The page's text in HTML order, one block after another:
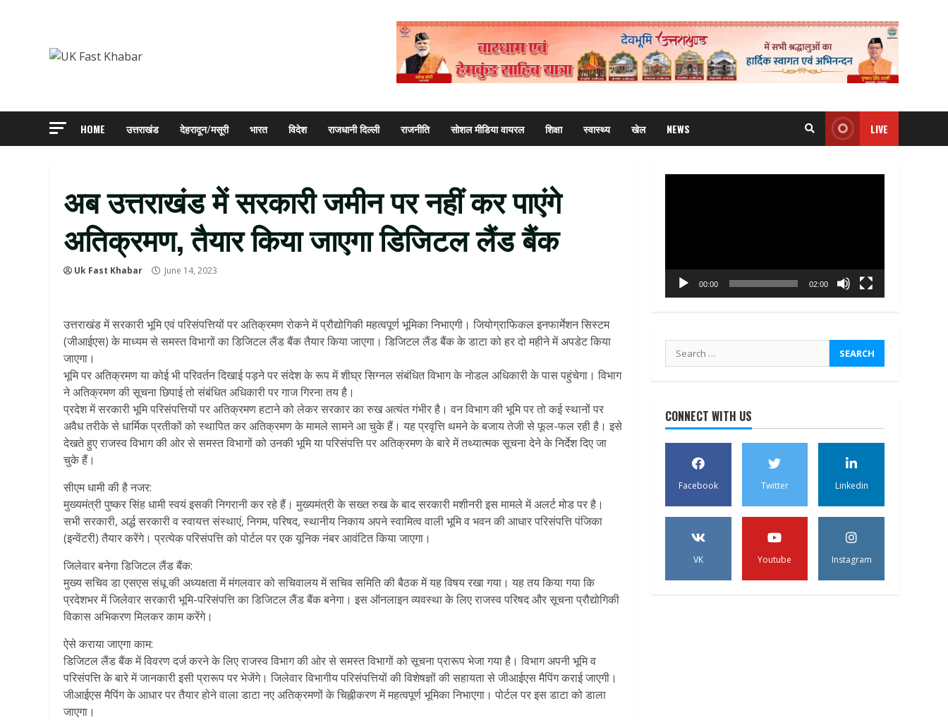
HOME उत्तराखंड देहरादून/मसूरी भारत विदेश राजधानी दिल्ली राजनीति सोशल मीडिया वायरल शिक्षा स्वास्थ्य खेल NEWS LIVE
अब उत्तराखंड में सरकारी जमीन पर नहीं कर पाएंगे
अतिक्रमण, तैयार किया जाएगा डिजिटल लैंड बैंक
Uk Fast Khabar June 14, 2023
उत्तराखंड में सरकारी भूमि एवं परिसंपत्तियों पर अतिक्रमण रोकने में प्रौद्योगिकी महत्वपूर्ण भूमिका निभाएगी। जियोग्राफिकल इनफार्मेशन सिस्टम
(जीआईएस) के माध्यम से समस्त विभागों का डिजिटल लैंड बैंक तैयार किया जाएगा। डिजिटल लैंड बैंक के डाटा को हर दो महीने में अपडेट किया
जाएगा।
भूमि पर अतिक्रमण या कोई भी परिवर्तन दिखाई पड़ने पर संदेश के रूप में शीघ्र सिग्नल संबंधित विभाग के नोडल अधिकारी के पास पहुंचेगा। विभाग
ने अतिक्रमण की सूचना छिपाई तो संबंधित अधिकारी पर गाज गिरना तय है।
प्रदेश में सरकारी भूमि परिसंपत्तियों पर अतिक्रमण हटाने को लेकर सरकार का रुख अत्यंत गंभीर है। वन विभाग की भूमि पर तो कई स्थानों पर
अवैध तरीके से धार्मिक प्रतीकों को स्थापित कर अतिक्रमण के मामले सामने आ चुके हैं। यह प्रवृत्ति थमने के बजाय तेजी से फूल-फल रही है। इसे
देखते हुए राजस्व विभाग की ओर से समस्त विभागों को उनकी भूमि या परिसंपत्ति पर अतिक्रमण के बारे में तथ्यात्मक सूचना देने के निर्देश दिए जा
चुके हैं।
सीएम धामी की है नजर:
मुख्यमंत्री पुष्कर सिंह धामी स्वयं इसकी निगरानी कर रहे हैं। मुख्यमंत्री के सख्त रुख के बाद सरकारी मशीनरी इस मामले में अलर्ट मोड पर है।
सभी सरकारी, अर्द्ध सरकारी व स्वायत्त संस्थाएं, निगम, परिषद, स्थानीय निकाय अपने स्वामित्व वाली भूमि व भवन की आधार परिसंपत्ति पंजिका
(इन्वेंटरी) तैयार करेंगे। प्रत्येक परिसंपत्ति को पोर्टल पर एक यूनिक नंबर आवंटित किया जाएगा।
जिलेवार बनेगा डिजिटल लैंड बैंक:
मुख्य सचिव डा एसएस संधू की अध्यक्षता में मंगलवार को सचिवालय में सचिव समिति की बैठक में यह विषय रखा गया। यह तय किया गया कि
प्रदेशभर में जिलेवार सरकारी भूमि-परिसंपत्ति का डिजिटल लैंड बैंक बनेगा। इस ऑनलाइन व्यवस्था के लिए राजस्व परिषद और सूचना प्रौद्योगिकी
विकास अभिकरण मिलकर काम करेंगे।
ऐसे कराया जाएगा काम:
डिजिटल लैंड बैंक में विवरण दर्ज करने के लिए राजस्व विभाग की ओर से समस्त विभागों को सूचना प्रारूप भेजा गया है। विभाग अपनी भूमि व
परिसंपत्ति के बारे में जानकारी इसी प्रारूप पर भेजेंगे। जिलेवार विभागीय परिसंपत्तियों की विशेषज्ञों की सहायता से जीआईएस मैपिंग कराई जाएगी।
जीआईएस मैपिंग के आधार पर तैयार होने वाला डाटा नए अतिक्रमणों के चिह्नीकरण में महत्वपूर्ण भूमिका निभाएगा। पोर्टल पर इस डाटा को डाला
जाएगा।
00:00 02:00
Search
for:
CONNECT WITH US
Facebook Twitter Linkedin
VK Youtube Instagram